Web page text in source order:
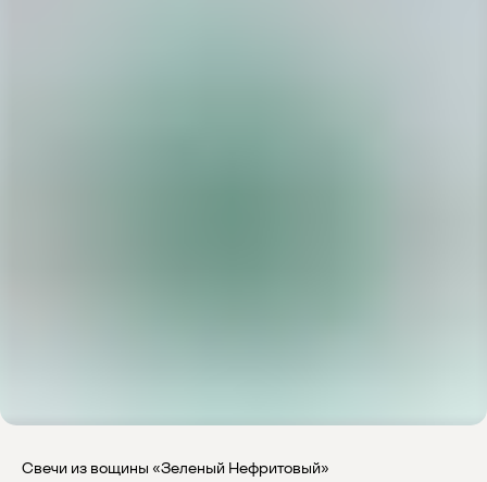
Свечи из вощины «Зеленый Нефритовый»